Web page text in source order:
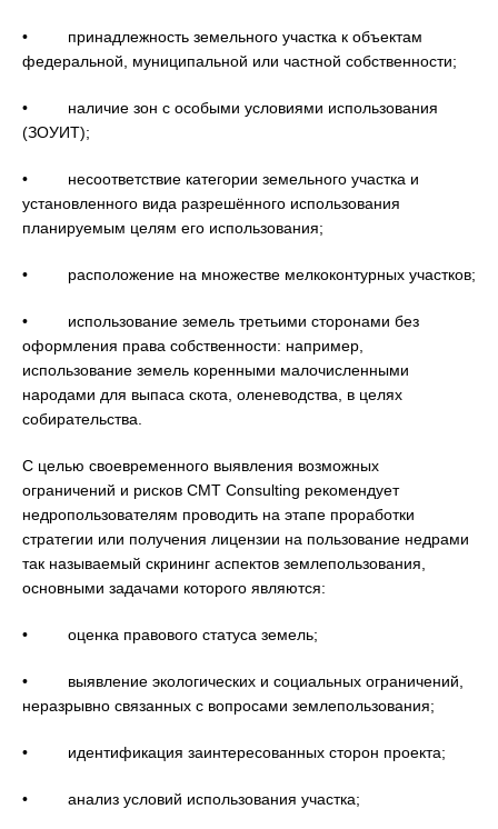
• принадлежность земельного участка к объектам
федеральной, муниципальной или частной собственности;
• наличие зон с особыми условиями использования
(ЗОУИТ);
• несоответствие категории земельного участка и
установленного вида разрешённого использования
планируемым целям его использования;
• расположение на множестве мелкоконтурных участков;
• использование земель третьими сторонами без
оформления права собственности: например,
использование земель коренными малочисленными
народами для выпаса скота, оленеводства, в целях
собирательства.
С целью своевременного выявления возможных
ограничений и рисков CMT Consulting рекомендует
недропользователям проводить на этапе проработки
стратегии или получения лицензии на пользование недрами
так называемый скрининг аспектов землепользования,
основными задачами которого являются:
• оценка правового статуса земель;
• выявление экологических и социальных ограничений,
неразрывно связанных с вопросами землепользования;
• идентификация заинтересованных сторон проекта;
• анализ условий использования участка;